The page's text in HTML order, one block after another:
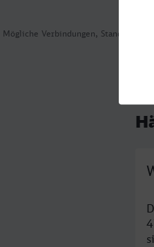
Mögliche Verbindungen, Stand: 2026-